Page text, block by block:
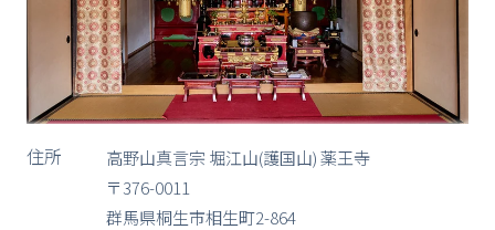
住所
高野山真言宗 堀江山(護国山) 薬王寺
〒376-0011
群馬県桐生市相生町2-864